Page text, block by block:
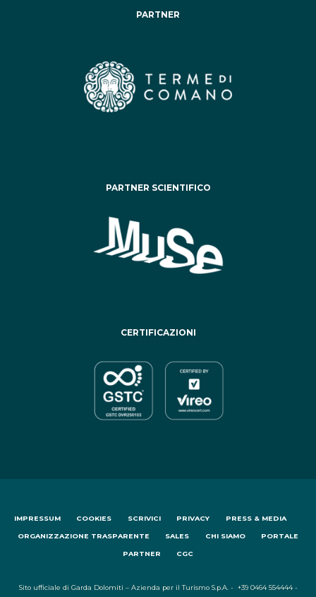
PARTNER
PARTNER SCIENTIFICO
CERTIFICAZIONI
IMPRESSUM COOKIES SCRIVICI PRIVACY PRESS & MEDIA
ORGANIZZAZIONE TRASPARENTE SALES CHI SIAMO PORTALE
PARTNER CGC
Sito ufficiale di Garda Dolomiti – Azienda per il Turismo S.p.A. - +39 0464 554444 -